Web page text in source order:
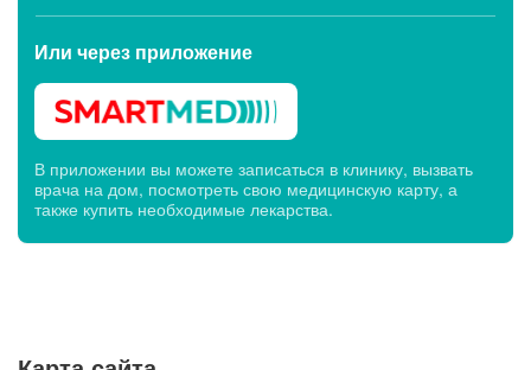
Или через приложение
В приложении вы можете записаться в клинику, вызвать
врача на дом, посмотреть свою медицинскую карту, а
также купить необходимые лекарства.